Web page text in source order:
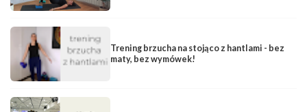
Trening brzucha na stojąco z hantlami - bez
maty, bez wymówek!